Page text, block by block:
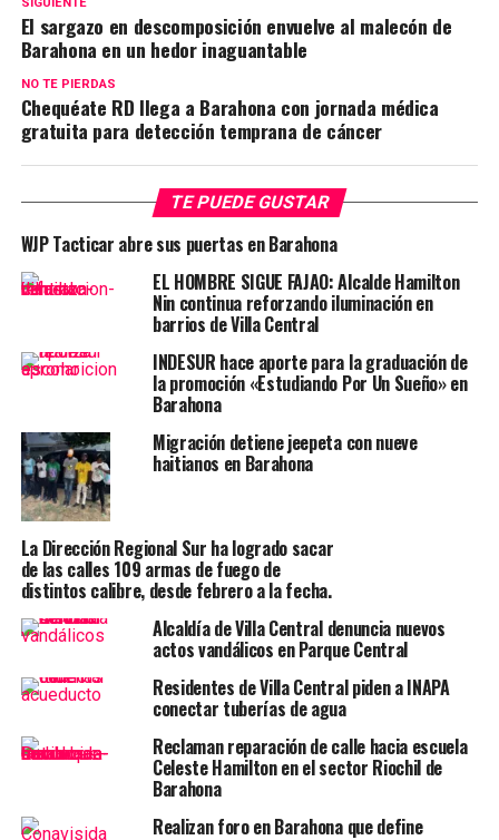
El sargazo en descomposición envuelve al malecón de
Barahona en un hedor inaguantable
NO TE PIERDAS
Chequéate RD llega a Barahona con jornada médica
gratuita para detección temprana de cáncer
TE PUEDE GUSTAR
WJP Tacticar abre sus puertas en Barahona
EL HOMBRE SIGUE FAJAO: Alcalde Hamilton
Nin continua reforzando iluminación en
barrios de Villa Central
INDESUR hace aporte para la graduación de
la promoción «Estudiando Por Un Sueño» en
Barahona
Migración detiene jeepeta con nueve
haitianos en Barahona
La Dirección Regional Sur ha logrado sacar
de las calles 109 armas de fuego de
distintos calibre, desde febrero a la fecha.
Alcaldía de Villa Central denuncia nuevos
actos vandálicos en Parque Central
Residentes de Villa Central piden a INAPA
conectar tuberías de agua
Reclaman reparación de calle hacia escuela
Celeste Hamilton en el sector Riochil de
Barahona
Realizan foro en Barahona que define